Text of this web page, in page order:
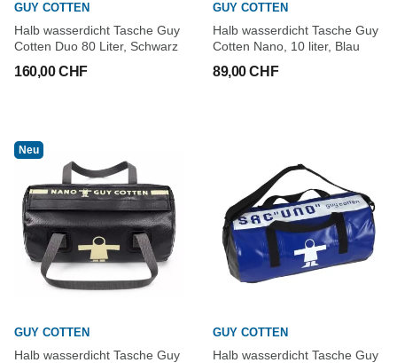
GUY COTTEN
Halb wasserdicht Tasche Guy
Cotten Duo 80 Liter, Schwarz
160,00 CHF
GUY COTTEN
Halb wasserdicht Tasche Guy
Cotten Nano, 10 liter, Blau
89,00 CHF
Neu
GUY COTTEN
Halb wasserdicht Tasche Guy
GUY COTTEN
Halb wasserdicht Tasche Guy